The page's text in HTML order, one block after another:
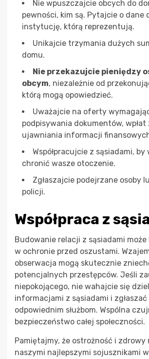
Nie wpuszczajcie obcych do
pewności, kim są. Pytajcie o dane
instytucję, którą reprezentują.
Unikajcie trzymania dużych
domu.
Nie przekazujcie pieniędzy
obcym, niezależnie od
którą mogą opowiedzieć.
Uważajcie na oferty
podpisywania dokumentów,
ujawniania informacji
Współpracujcie z sąsiadami, by
chronić wasze otoczenie.
Zgłaszajcie podejrzane osoby
policji.
Współpraca z
Budowanie relacji z sąsiadami
w ochronie przed oszustami.
obserwacja mogą skutecznie
potencjalnych przestępców. Jeśli
niepokojącego, nie wahajcie się
informacjami z sąsiadami i
odpowiednim służbom. Wspólna
bezpieczeństwo całej społeczności.
Pamiętajmy, że ostrożność i zdrowy
naszymi najlepszymi sojusznikami